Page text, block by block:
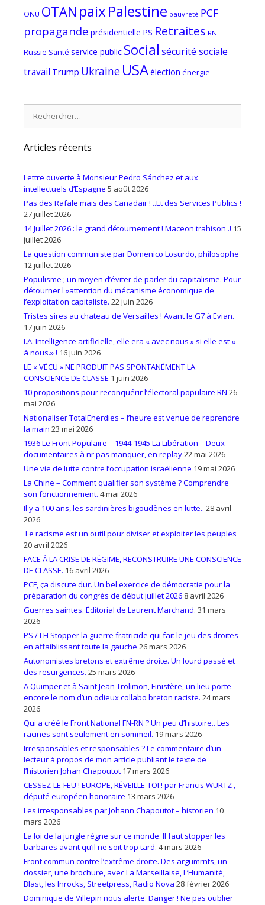
ONU OTAN paixPalestine pauvreté PCF
propagande présidentielle PS Retraites RN
Russie Santé service public Social sécurité sociale
travail Trump Ukraine USAélection énergie
Articles récents
Lettre ouverte à Monsieur Pedro Sánchez et aux
intellectuels d’Espagne 5 août 2026
Pas des Rafale mais des Canadair ! ..Et des Services Publics !
27 juillet 2026
14 Juillet 2026 : le grand détournement ! Maceon trahison .! 15
juillet 2026
La question communiste par Domenico Losurdo, philosophe
12 juillet 2026
Populisme ; un moyen d’éviter de parler du capitalisme. Pour
détourner l »attention du mécanisme économique de
l’exploitation capitaliste. 22 juin 2026
Tristes sires au chateau de Versailles ! Avant le G7 à Evian.
17 juin 2026
I.A. Intelligence artificielle, elle era « avec nous » si elle est «
à nous.» ! 16 juin 2026
LE « VÉCU » NE PRODUIT PAS SPONTANÉMENT LA
CONSCIENCE DE CLASSE 1 juin 2026
10 propositions pour reconquérir l’électoral populaire RN 26
mai 2026
Nationaliser TotalEnerdies – l’heure est venue de reprendre
la main 23 mai 2026
1936 Le Front Populaire – 1944-1945 La Libération – Deux
documentaires à nr pas manquer, en replay22 mai 2026
Une vie de lutte contre l’occupation israëlienne 19 mai 2026
La Chine – Comment qualifier son système ? Comprendre
son fonctionnement. 4 mai 2026
Il y a 100 ans, les sardinières bigoudènes en lutte.. 28 avril
2026
Le racisme est un outil pour diviser et exploiter les peuples
20 avril 2026
FACE À LA CRISE DE RÉGIME, RECONSTRUIRE UNE CONSCIENCE
DE CLASSE. 16 avril 2026
PCF, ça discute dur. Un bel exercice de démocratie pour la
préparation du congrès de début juillet 2026 8 avril 2026
Guerres saintes. Éditorial de Laurent Marchand. 31 mars
2026
PS / LFI Stopper la guerre fratricide qui fait le jeu des droites
en affaiblissant toute la gauche 26 mars 2026
Autonomistes bretons et extrême droite. Un lourd passé et
des resurgences. 25 mars 2026
A Quimper et à Saint Jean Trolimon, Finistère, un lieu porte
encore le nom d’un odieux collabo breton raciste. 24 mars
2026
Qui a créé le Front National FN-RN ? Un peu d’histoire.. Les
racines sont seulement en sommeil. 19 mars 2026
Irresponsables et responsables ? Le commentaire d’un
lecteur à propos de mon article publiant le texte de
l’historien Johan Chapoutot 17 mars 2026
CESSEZ-LE-FEU ! EUROPE, RÉVEILLE-TOI ! par Francis WURTZ ,
député européen honoraire 13 mars 2026
Les irresponsables par Johann Chapoutot – historien 10
mars 2026
La loi de la jungle règne sur ce monde. Il faut stopper les
barbares avant qu’il ne soit trop tard. 4 mars 2026
Front commun contre l’extrême droite. Des argumrnts, un
dossier, une brochure, avec La Marseillaise, L’Humanité,
Blast, les Inrocks, Streetpress, Radio Nova 28 février 2026
Dominique de Villepin nous alerte. Danger ! Ne pas oublier